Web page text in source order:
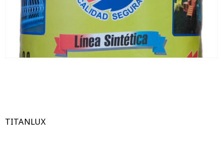
250 ml
850 ml
TITANLUX